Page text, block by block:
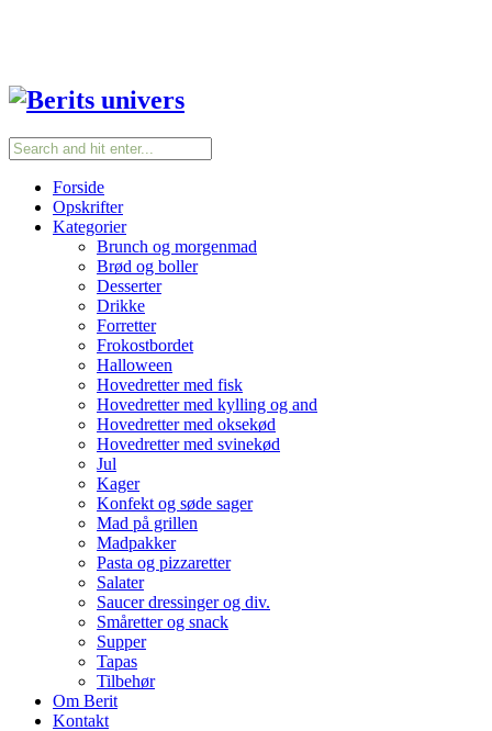
Forside
Opskrifter
Kategorier
Brunch og morgenmad
Brød og boller
Desserter
Drikke
Forretter
Frokostbordet
Halloween
Hovedretter med fisk
Hovedretter med kylling og and
Hovedretter med oksekød
Hovedretter med svinekød
Jul
Kager
Konfekt og søde sager
Mad på grillen
Madpakker
Pasta og pizzaretter
Salater
Saucer dressinger og div.
Småretter og snack
Supper
Tapas
Tilbehør
Om Berit
Kontakt